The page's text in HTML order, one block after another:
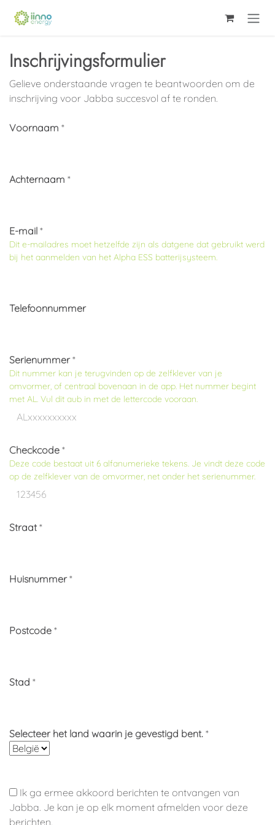
Inschrijvingsformulier
Gelieve onderstaande vragen te beantwoorden om de
inschrijving voor Jabba succesvol af te ronden.
Voornaam *
Achternaam *
E-mail *
Dit e-mailadres moet hetzelfde zijn als datgene dat gebruikt werd
bij het aanmelden van het Alpha ESS batterijsysteem.
Telefoonnummer
Serienummer *
Dit nummer kan je terugvinden op de zelfklever van je
omvormer, of centraal bovenaan in de app. Het nummer begint
met AL. Vul dit aub in met de lettercode vooraan.
Checkcode *
Deze code bestaat uit 6 alfanumerieke tekens. Je vindt deze code
op de zelfklever van de omvormer, net onder het serienummer.
Straat *
Huisnummer *
Postcode *
Stad *
Selecteer het land waarin je gevestigd bent. *
Ik ga ermee akkoord berichten te ontvangen van
Jabba. Je kan je op elk moment afmelden voor deze
berichten.